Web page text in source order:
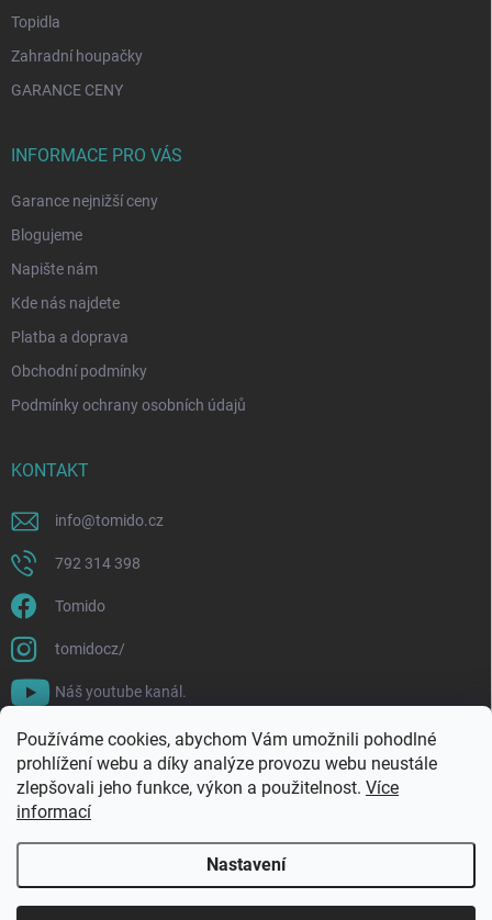
Používáme cookies, abychom Vám umožnili pohodlné
prohlížení webu a díky analýze provozu webu neustále
zlepšovali jeho funkce, výkon a použitelnost. Více
informací
Nastavení
Topidla
Zahradní houpačky
GARANCE CENY
INFORMACE PRO VÁS
Garance nejnižší ceny
Blogujeme
Napište nám
Kde nás najdete
Platba a doprava
Obchodní podmínky
Podmínky ochrany osobních údajů
KONTAKT
info@tomido.cz
792 314 398
Tomido
tomidocz/
Náš youtube kanál.